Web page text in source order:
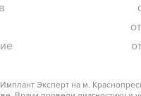
Эксперт на м.